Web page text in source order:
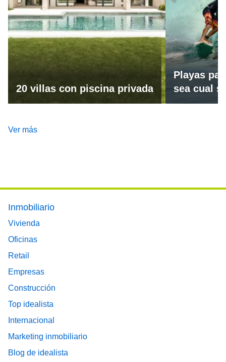
20 villas con piscina privada
Playas
sea cual
Ver más
Footer main menu
Inmobiliario
Vivienda
Oficinas
Retail
Empresas
Construcción
Top idealista
Internacional
Marketing inmobiliario
Blog de idealista